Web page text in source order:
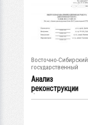
Восточно-Сибирский
государственный
университет...
Анализ
реконструкции
блока №1